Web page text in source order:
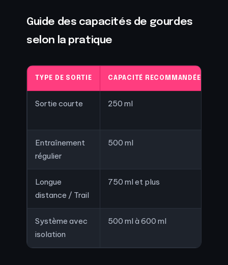
Guide des capacités de gourdes
selon la pratique
TYPE DE SORTIE CAPACITÉ RECOMMANDÉE
Sortie courte 250 ml
Entraînement
régulier
500 ml
Longue
distance / Trail
750 ml et plus
Système avec
isolation
500 ml à 600 ml